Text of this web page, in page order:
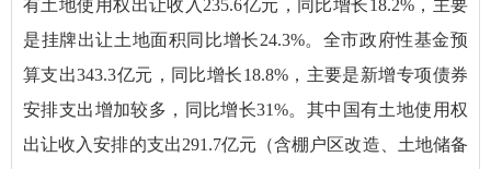
有土地使用权出让收入235.6亿元，同比增长18.2%，主要
是挂牌出让土地面积同比增长24.3%。全市政府性基金预
算支出343.3亿元，同比增长18.8%，主要是新增专项债券
安排支出增加较多，同比增长31%。其中国有土地使用权
出让收入安排的支出291.7亿元（含棚户区改造、土地储备